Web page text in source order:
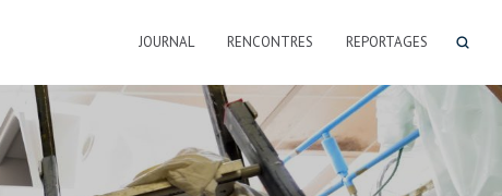
JOURNAL RENCONTRES REPORTAGES